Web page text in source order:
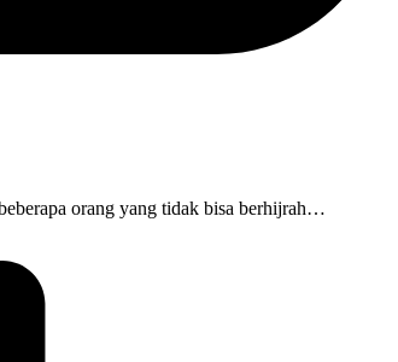
orang yang tidak bisa berhijrah…